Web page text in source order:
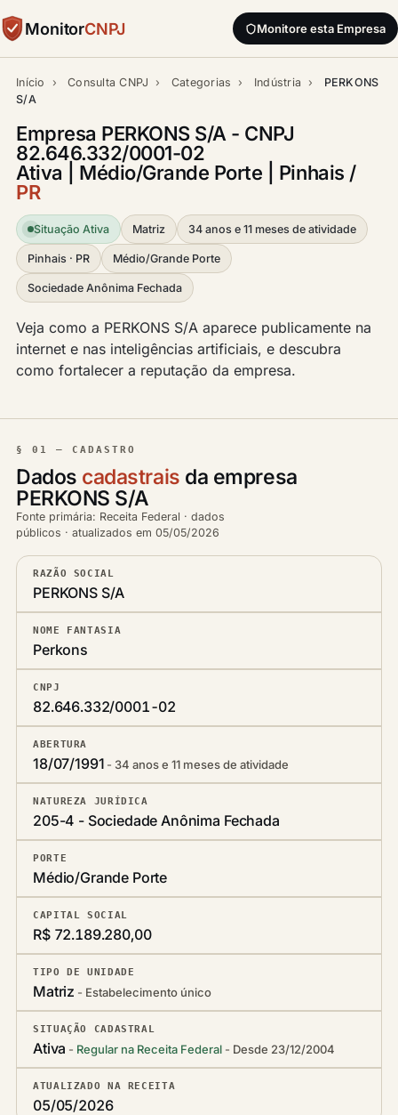
MonitorCNPJ Monitore esta Empresa
Início › Consulta CNPJ › Categorias › Indústria ›
PERKONS
S/A
Empresa PERKONS S/A - CNPJ
82.646.332/0001-02
Ativa | Médio/Grande Porte | Pinhais /
PR
Situação Ativa Matriz 34 anos e 11 meses de atividade
Pinhais · PR Médio/Grande Porte
Sociedade Anônima Fechada
Veja como a PERKONS S/A aparece publicamente na
internet e nas inteligências artificiais, e descubra
como fortalecer a reputação da empresa.
§ 01 — CADASTRO
Dados cadastrais da empresa
PERKONS S/A
Fonte primária: Receita Federal · dados
públicos · atualizados em 05/05/2026
RAZÃO SOCIAL
PERKONS S/A
NOME FANTASIA
Perkons
CNPJ
82.646.332/0001-02
ABERTURA
18/07/1991 34 anos e 11 meses de atividade
NATUREZA JURÍDICA
205-4 - Sociedade Anônima Fechada
PORTE
Médio/Grande Porte
CAPITAL SOCIAL
R$ 72.189.280,00
TIPO DE UNIDADE
Matriz Estabelecimento único
SITUAÇÃO CADASTRAL
Ativa Regular na Receita Federal Desde 23/12/2004
ATUALIZADO NA RECEITA
05/05/2026